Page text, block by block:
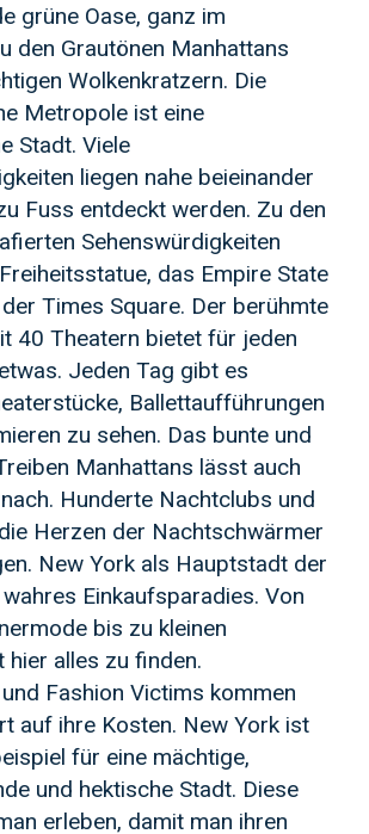
grüne Oase, ganz im
den Grautönen Manhattans
Wolkenkratzern. Die
Metropole ist eine
Stadt. Viele
liegen nahe beieinander
Fuss entdeckt werden. Zu den
Sehenswürdigkeiten
das Empire State
Times Square. Der berühmte
40 Theatern bietet für jeden
Jeden Tag gibt es
Ballettaufführungen
zu sehen. Das bunte und
Manhattans lässt auch
Hunderte Nachtclubs und
Herzen der Nachtschwärmer
New York als Hauptstadt der
Einkaufsparadies. Von
bis zu kleinen
hier alles zu finden.
Fashion Victims kommen
auf ihre Kosten. New York ist
für eine mächtige,
und hektische Stadt. Diese
erleben, damit man ihren